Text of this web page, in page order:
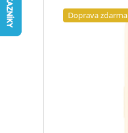
Doprava zdarma